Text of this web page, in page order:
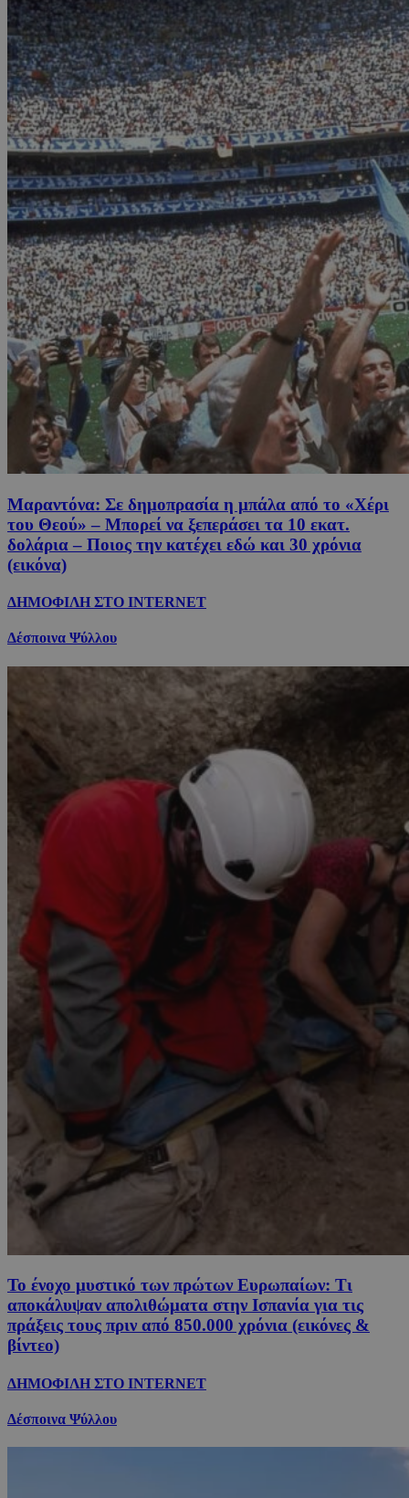
Μαραντόνα: Σε δημοπρασία η μπάλα από το «Χέρι
του Θεού» – Μπορεί να ξεπεράσει τα 10 εκατ.
δολάρια – Ποιος την κατέχει εδώ και 30 χρόνια
(εικόνα)
ΔΗΜΟΦΙΛΗ ΣΤΟ INTERNET
Δέσποινα Ψύλλου
Το ένοχο μυστικό των πρώτων Ευρωπαίων: Τι
αποκάλυψαν απολιθώματα στην Ισπανία για τις
πράξεις τους πριν από 850.000 χρόνια (εικόνες &
βίντεο)
ΔΗΜΟΦΙΛΗ ΣΤΟ INTERNET
Δέσποινα Ψύλλου